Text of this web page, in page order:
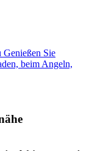
Genießen Sie
beim Angeln,